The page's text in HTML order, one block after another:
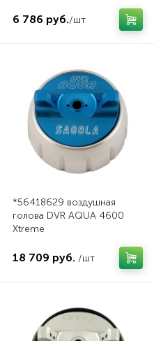
6 786 руб./шт
*56418629 воздушная
голова DVR AQUA 4600
Xtreme
18 709 руб. /шт